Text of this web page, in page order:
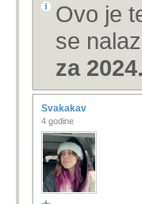
Ovo je
se
za
Svakakav
4 godine